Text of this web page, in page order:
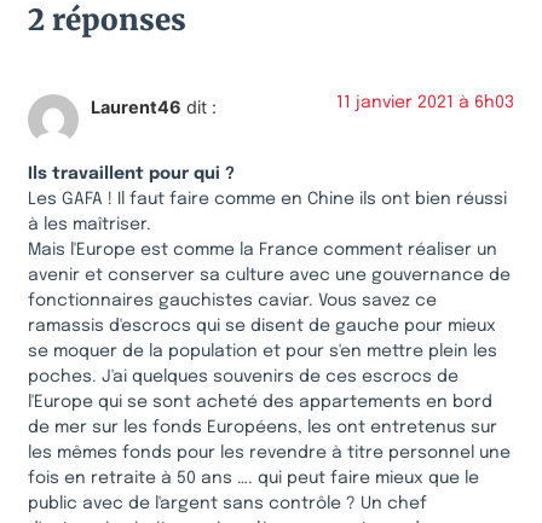
2 réponses
Laurent46 dit : 11 janvier 2021 à 6h03
Ils travaillent pour qui ?
Les GAFA ! Il faut faire comme en Chine ils ont bien réussi
à les maîtriser.
Mais l'Europe est comme la France comment réaliser un
avenir et conserver sa culture avec une gouvernance de
fonctionnaires gauchistes caviar. Vous savez ce
ramassis d'escrocs qui se disent de gauche pour mieux
se moquer de la population et pour s'en mettre plein les
poches. J'ai quelques souvenirs de ces escrocs de
l'Europe qui se sont acheté des appartements en bord
de mer sur les fonds Européens, les ont entretenus sur
les mêmes fonds pour les revendre à titre personnel une
fois en retraite à 50 ans …. qui peut faire mieux que le
public avec de l'argent sans contrôle ? Un chef